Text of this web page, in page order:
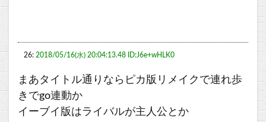
26: 2018/05/16(水) 20:04:13.48 ID:J6e+wHLK0
まあタイトル通りならピカ版リメイクで連れ歩
きでgo連動か
イーブイ版はライバルが主人公とか